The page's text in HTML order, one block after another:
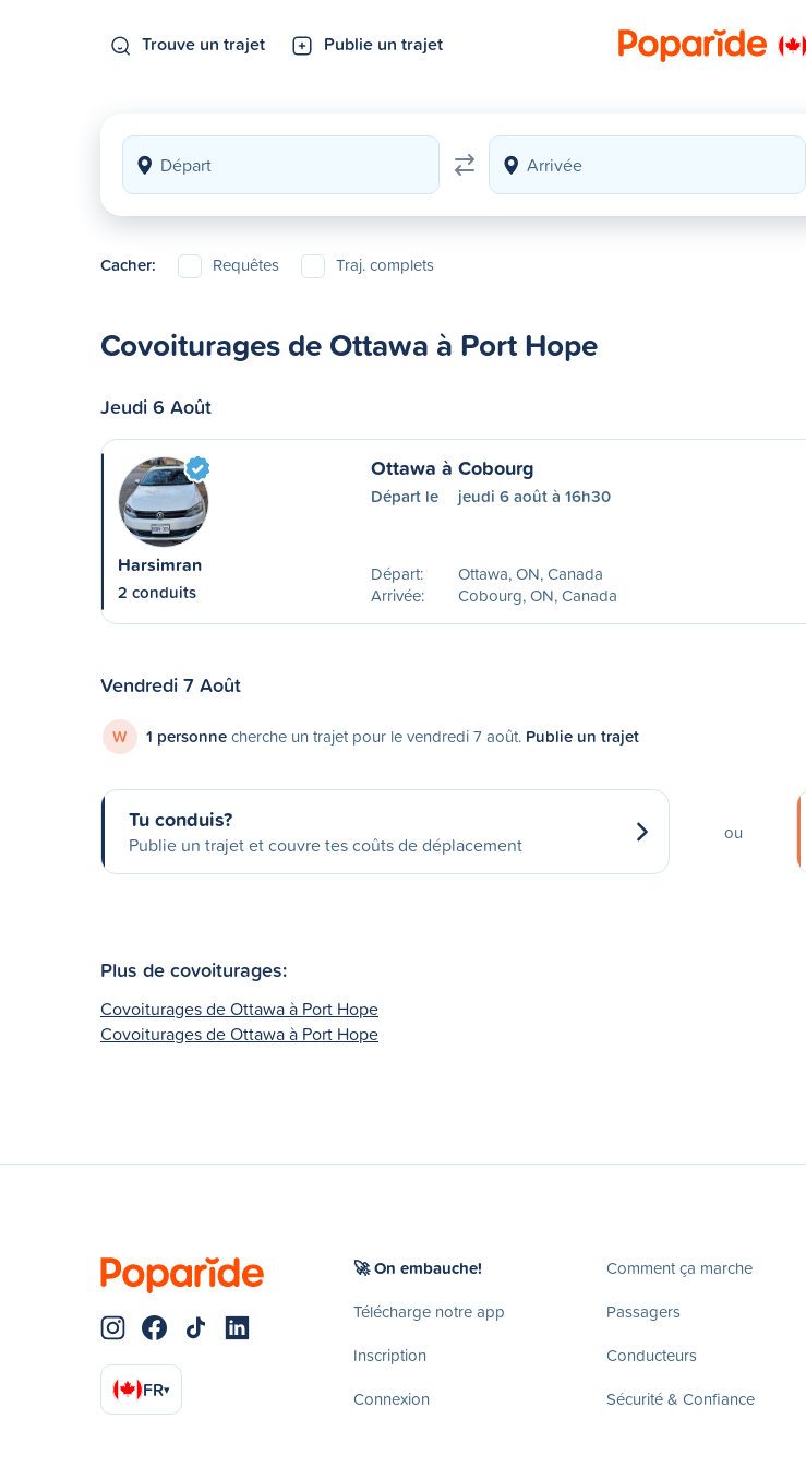
Trouve un trajet Publie un trajet
Cacher: Requêtes Traj. complets
Covoiturages de Ottawa à Port Hope
Jeudi 6 Août
Harsimran
2 conduits
Ottawa à Cobourg
Départ le jeudi 6 août à 16h30
Départ:
Ottawa, ON, Canada
Arrivée:
Cobourg, ON, Canada
Vendredi 7 Août
W 1 personnecherche un trajet pour le vendredi 7 août. Publie un trajet
Tu conduis?
Publie un trajet et couvre tes coûts de déplacement
ou
Plus de covoiturages:
Covoiturages de Ottawa à Port Hope
Covoiturages de Ottawa à Port Hope
FR▾
🚀 On embauche!
Télécharge notre app
Inscription
Connexion
Comment ça marche
Passagers
Conducteurs
Sécurité & Confiance